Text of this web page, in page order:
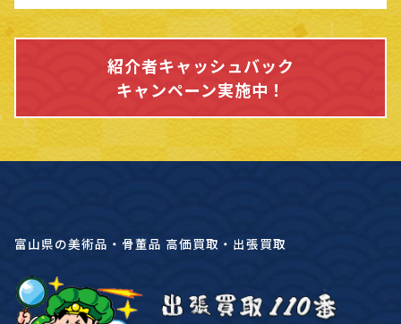
紹介者キャッシュバック
キャンペーン実施中！
富山県の美術品・骨董品 高価買取・出張買取